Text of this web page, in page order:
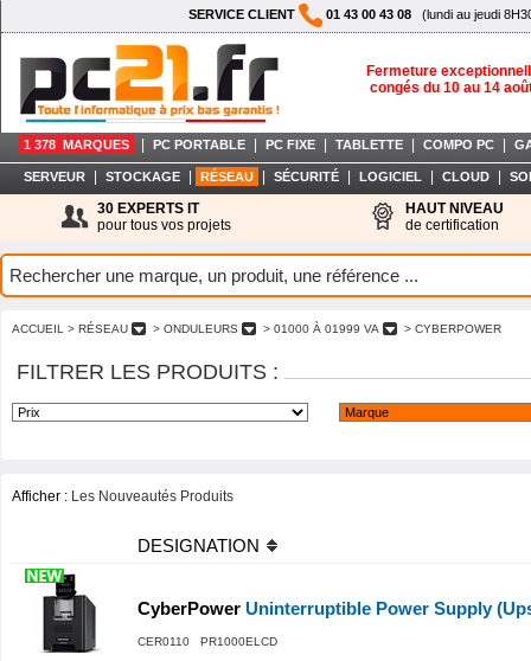
SERVICE CLIENT 01 43 00 43 08 (lundi au jeudi
Fermeture
congés du 10 au 14
1 378 MARQUES PC PORTABLE PC FIXE TABLETTE COMPO PC
SERVEUR STOCKAGE RÉSEAU SÉCURITÉ LOGICIEL CLOUD
30 EXPERTS IT
pour tous vos projets
HAUT NIVEAU
de certification
ACCUEIL > RÉSEAU > ONDULEURS > 01000 À 01999 VA > CYBERPOWER
FILTRER LES PRODUITS :
Afficher : Les Nouveautés Produits
DESIGNATION
CyberPower Uninterruptible Power Supply
CER0110 PR1000ELCD